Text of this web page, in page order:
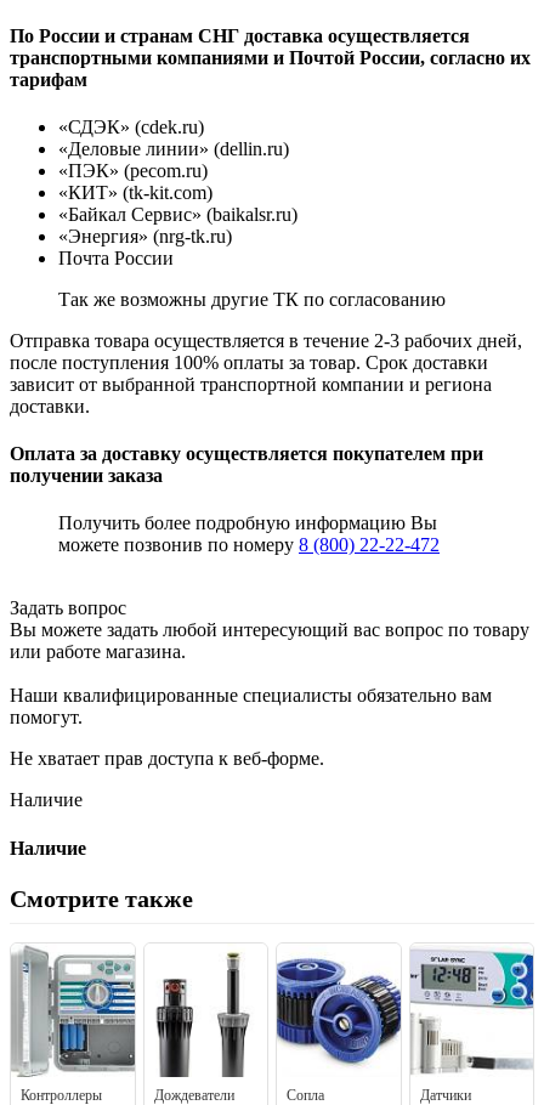
По России и странам СНГ доставка осуществляется
транспортными компаниями и Почтой России, согласно их
тарифам
«СДЭК» (cdek.ru)
«Деловые линии» (dellin.ru)
«ПЭК» (pecom.ru)
«КИТ» (tk-kit.com)
«Байкал Сервис» (baikalsr.ru)
«Энергия» (nrg-tk.ru)
Почта России
Так же возможны другие ТК по согласованию
Отправка товара осуществляется в течение 2-3 рабочих дней,
после поступления 100% оплаты за товар. Срок доставки
зависит от выбранной транспортной компании и региона
доставки.
Оплата за доставку осуществляется покупателем при
получении заказа
Получить более подробную информацию Вы
можете позвонив по номеру 8 (800) 22-22-472
Задать вопрос
Вы можете задать любой интересующий вас вопрос по товару
или работе магазина.
Наши квалифицированные специалисты обязательно вам
помогут.
Не хватает прав доступа к веб-форме.
Наличие
Наличие
Смотрите также
Контроллеры Дождеватели Сопла Датчики